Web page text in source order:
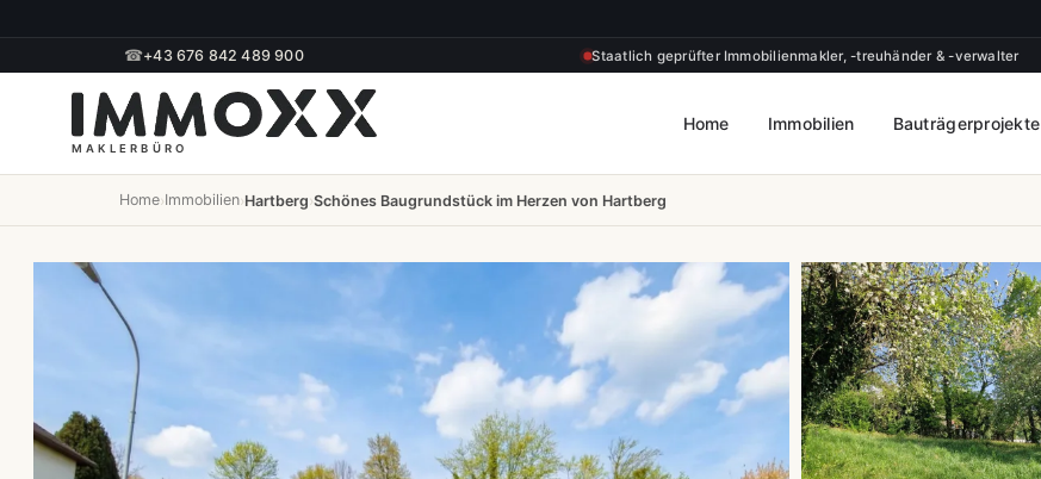
☎+43 676 842 489 900 Staatlich geprüfter Immobilienmakler, -treuhänder & -verwalter
Home Immobilien Bauträgerprojekte
Home›Immobilien›Hartberg›Schönes Baugrundstück im Herzen von Hartberg